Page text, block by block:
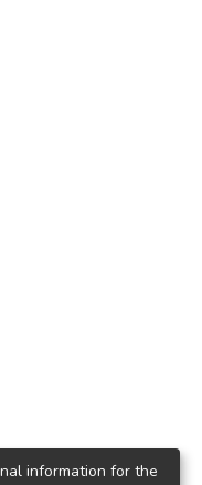
information for the